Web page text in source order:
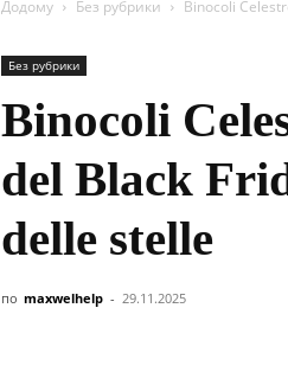
Додому Без рубрики Binocoli
Без рубрики
Binocoli
del Black
delle stelle
по maxwelhelp - 29.11.2025